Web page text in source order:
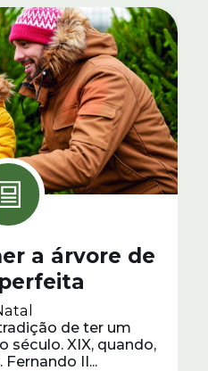
a árvore de
de ter um
século. XIX, quando,
Fernando II...